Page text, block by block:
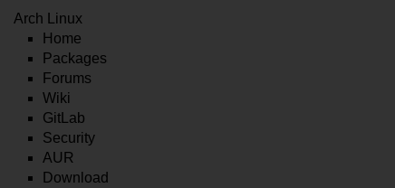
Arch Linux
Home
Packages
Forums
Wiki
GitLab
Security
AUR
Download